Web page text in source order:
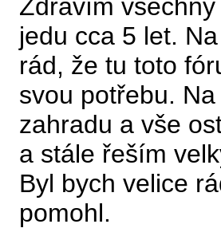
Zdravím
jedu cca 5 let.
rád, že tu toto
svou potřebu.
zahradu a vše
a stále řeším
Byl bych velice
pomohl.